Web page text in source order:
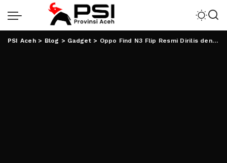
PSI Aceh> Blog > Gadget> Oppo Find N3 Flip Resmi Dirilis dengan Teknologi Kamera Hasselblad